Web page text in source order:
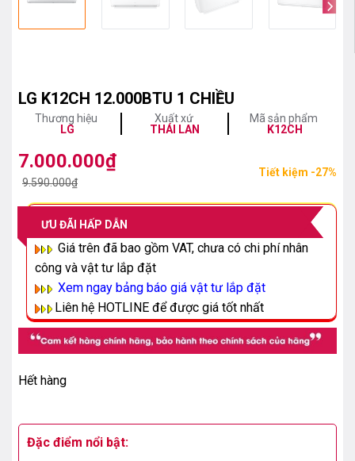
LG K12CH 12.000BTU 1 CHIỀU
Thương hiệu
LG
Xuất xứ
THÁI LAN
Mã sản phẩm
K12CH
9.590.000₫
Giá
gốc
9.590.000₫.
7.000.000₫
Giá
hiện
7.000.000₫.
Tiết kiệm -27%
ƯU ĐÃI HẤP DẪN
Giá trên đã bao gồm VAT, chưa có chi phí nhân
công và vật tư lắp đặt
Xem ngay bảng báo giá vật tư lắp đặt
Liên hệ HOTLINE để được giá tốt nhất
Hết hàng
Đặc điểm nổi bật: